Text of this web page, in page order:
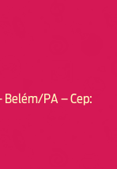
Belém/PA – Cep: